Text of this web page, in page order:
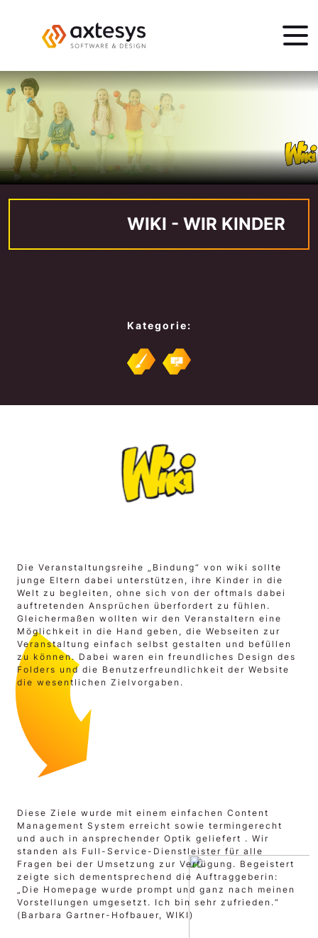
WIKI - WIR KINDER
Kategorie:
Die Veranstaltungsreihe „Bindung“ von wiki sollte
junge Eltern dabei unterstützen, ihre Kinder in die
Welt zu begleiten, ohne sich von der oftmals dabei
auftretenden Ansprüchen überfordert zu fühlen.
Gleichermaßen wollten wir den Veranstaltern eine
Möglichkeit in die Hand geben, die Webseiten zur
Veranstaltung einfach selbst gestalten und befüllen
zu können. Dabei waren ein freundliches Design des
Folders und die Benutzerfreundlichkeit der Website
die wesentlichen Zielvorgaben.
Diese Ziele wurde mit einem einfachen Content
Management System erreicht sowie termingerecht
und auch in ansprechender Optik geliefert . Wir
standen als Full-Service-Dienstleister für alle
Fragen bei der Umsetzung zur Verfügung. Begeistert
zeigte sich dementsprechend die Auftraggeberin:
„Die Homepage wurde prompt und ganz nach meinen
Vorstellungen umgesetzt. Ich bin sehr zufrieden.“
(Barbara Gartner-Hofbauer, WIKI)